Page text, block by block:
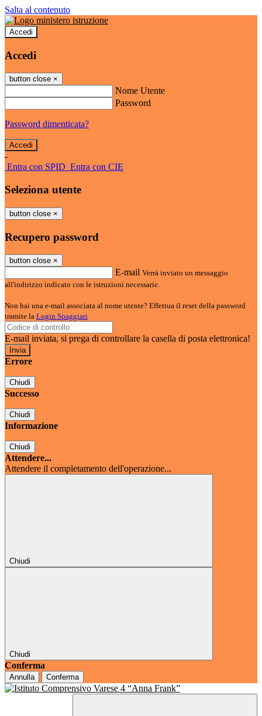
Salta al contenuto
Accedi
Accedi
button close ×
Nome Utente
Password
Password dimenticata?
-
Entra con SPID Entra con CIE
Seleziona utente
button close ×
Recupero password
button close ×
E-mail Verrà inviato un messaggio
all'indirizzo indicato con le istruzioni necessarie.
Non hai una e-mail associata al nome utente? Effettua il reset della password
tramite la Login Spaggiari
E-mail inviata, si prega di controllare la casella di posta elettronica!
Errore
Chiudi
Successo
Chiudi
Informazione
Chiudi
Attendere...
Attendere il completamento dell'operazione...
Chiudi
Chiudi
Conferma
Annulla Conferma